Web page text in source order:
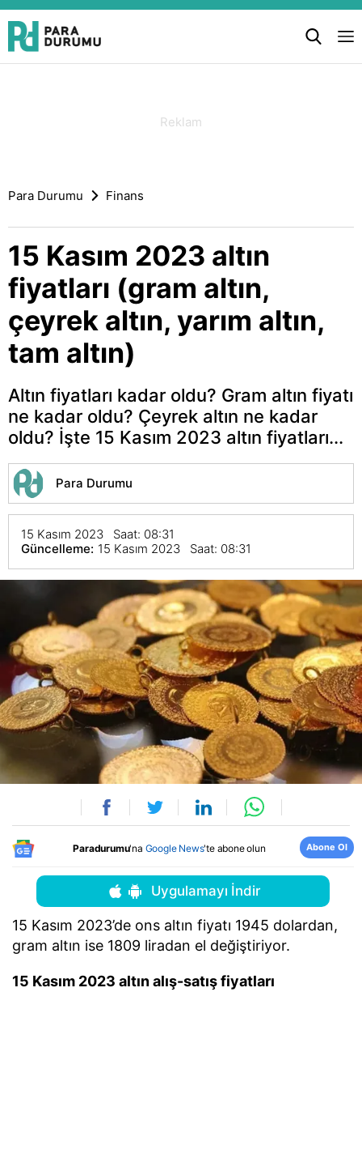
Para Durumu Finans
15 Kasım 2023 altın
fiyatları (gram altın,
çeyrek altın, yarım altın,
tam altın)
Altın fiyatları kadar oldu? Gram altın fiyatı
ne kadar oldu? Çeyrek altın ne kadar
oldu? İşte 15 Kasım 2023 altın fiyatları...
Para Durumu
15 Kasım 2023 Saat: 08:31
Güncelleme: 15 Kasım 2023 Saat: 08:31
Paradurumu'na Google News'te abone olun Abone Ol
Uygulamayı İndir
15 Kasım 2023’de ons altın fiyatı 1945 dolardan,
gram altın ise 1809 liradan el değiştiriyor.
15 Kasım 2023 altın alış-satış fiyatları